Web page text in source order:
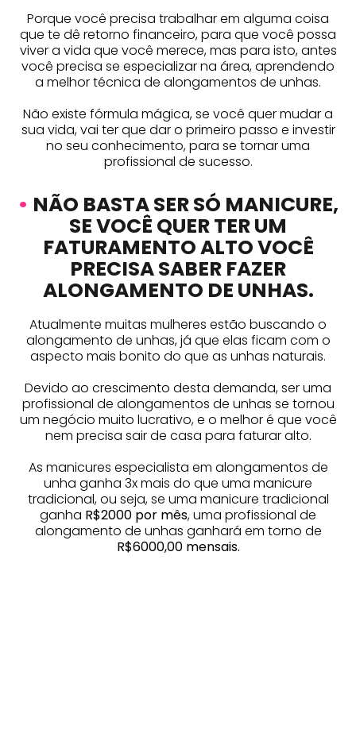
Porque você precisa trabalhar em alguma coisa
que te dê retorno financeiro, para que você possa
viver a vida que você merece, mas para isto, antes
você precisa se especializar na área, aprendendo
a melhor técnica de alongamentos de unhas.
Não existe fórmula mágica, se você quer mudar a
sua vida, vai ter que dar o primeiro passo e investir
no seu conhecimento, para se tornar uma
profissional de sucesso.
• NÃO BASTA SER SÓ MANICURE,
SE VOCÊ QUER TER UM
FATURAMENTO ALTO VOCÊ
PRECISA SABER FAZER
ALONGAMENTO DE UNHAS.
Atualmente muitas mulheres estão buscando o
alongamento de unhas, já que elas ficam com o
aspecto mais bonito do que as unhas naturais.
Devido ao crescimento desta demanda, ser uma
profissional de alongamentos de unhas se tornou
um negócio muito lucrativo, e o melhor é que você
nem precisa sair de casa para faturar alto.
As manicures especialista em alongamentos de
unha ganha 3x mais do que uma manicure
tradicional, ou seja, se uma manicure tradicional
ganha R$2000 por mês, uma profissional de
alongamento de unhas ganhará em torno de
R$6000,00 mensais.